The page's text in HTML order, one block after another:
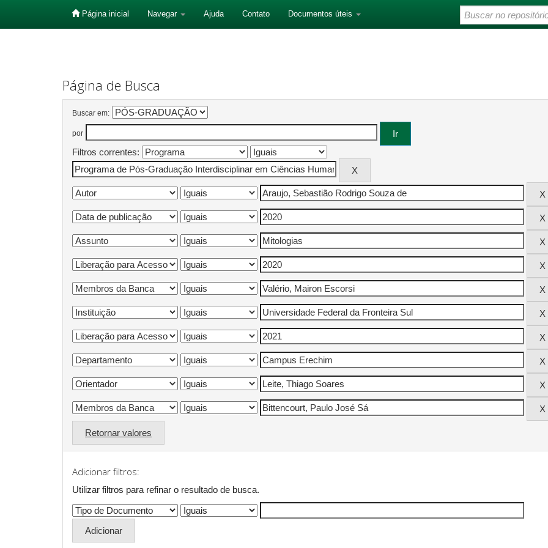
Página inicial Navegar Ajuda Contato Documentos úteis
Página de Busca
Buscar em:
por
Filtros correntes:
Retornar valores
Adicionar filtros:
Utilizar filtros para refinar o resultado de busca.